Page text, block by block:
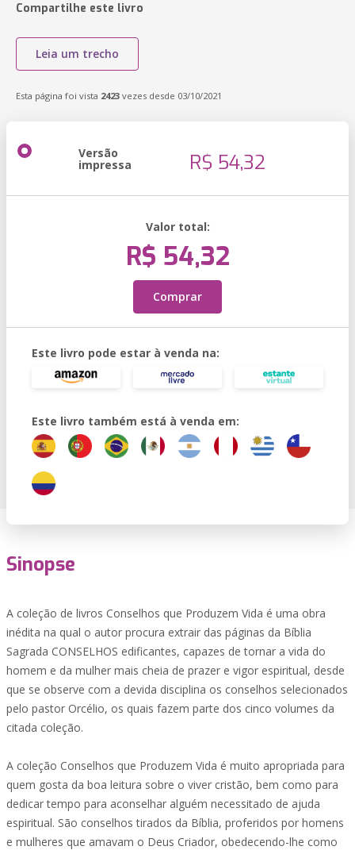
Compartilhe este livro
Leia um trecho
Esta página foi vista 2423 vezes desde 03/10/2021
Versão
impressa R$ 54,32
Valor total:
R$ 54,32
Comprar
Este livro pode estar à venda na:
Este livro também está à venda em:
Sinopse
A coleção de livros Conselhos que Produzem Vida é uma obra
inédita na qual o autor procura extrair das páginas da Bíblia
Sagrada CONSELHOS edificantes, capazes de tornar a vida do
homem e da mulher mais cheia de prazer e vigor espiritual, desde
que se observe com a devida disciplina os conselhos selecionados
pelo pastor Orcélio, os quais fazem parte dos cinco volumes da
citada coleção.
A coleção Conselhos que Produzem Vida é muito apropriada para
quem gosta da boa leitura sobre o viver cristão, bem como para
dedicar tempo para aconselhar alguém necessitado de ajuda
espiritual. São conselhos tirados da Bíblia, proferidos por homens
e mulheres que amavam o Deus Criador, obedecendo-lhe como